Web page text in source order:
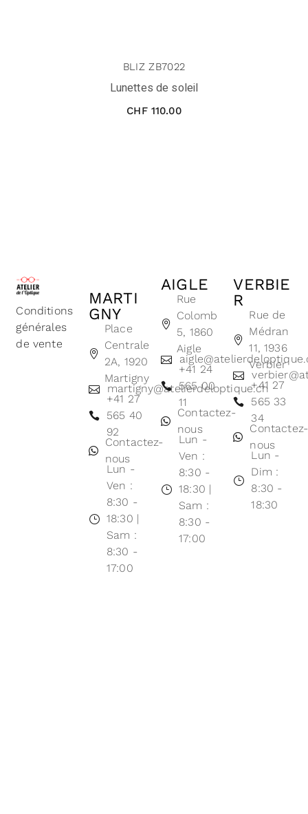
BLIZ ZB7022
Lunettes de soleil
CHF110.00
Conditions
générales
de vente
MARTI
GNY
Place
Centrale
2A, 1920
Martigny
martigny@atelierdeloptique.ch
+41 27
565 40
92
Contactez-
nous
Lun -
Ven :
8:30 -
18:30 |
Sam :
8:30 -
17:00
AIGLE
Rue
Colomb
5, 1860
Aigle
+41 24
565 00
11
Contactez-
nous
Lun -
Ven :
8:30 -
18:30 |
Sam :
8:30 -
17:00
VERBIE
R
Rue de
Médran
11, 1936
Verbier
+41 27
565 33
34
Contactez-
nous
Lun -
Dim :
8:30 -
18:30